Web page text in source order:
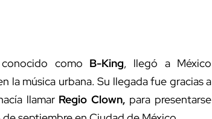
como B-King, llegó a México
la música urbana. Su llegada fue gracias a
llamarRegio Clown, para presentarse